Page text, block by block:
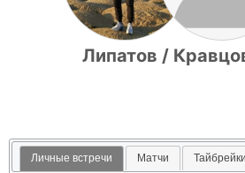
Липатов /
Личные встречи Матчи Тайбрейки